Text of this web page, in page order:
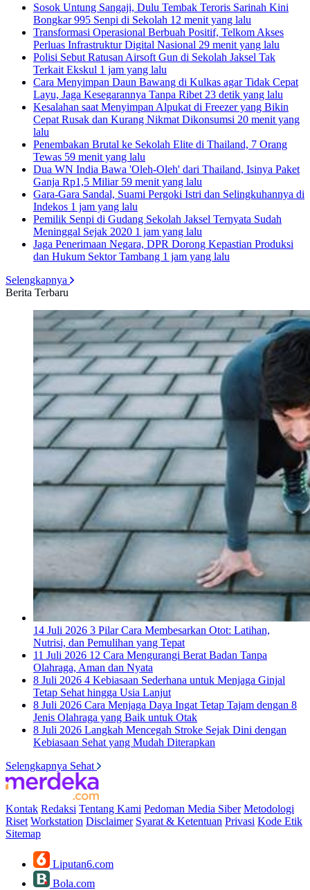
Sosok Untung Sangaji, Dulu Tembak Teroris Sarinah Kini
Bongkar 995 Senpi di Sekolah 12 menit yang lalu
Transformasi Operasional Berbuah Positif, Telkom Akses
Perluas Infrastruktur Digital Nasional 29 menit yang lalu
Polisi Sebut Ratusan Airsoft Gun di Sekolah Jaksel Tak
Terkait Ekskul 1 jam yang lalu
Cara Menyimpan Daun Bawang di Kulkas agar Tidak Cepat
Layu, Jaga Kesegarannya Tanpa Ribet 23 detik yang lalu
Kesalahan saat Menyimpan Alpukat di Freezer yang Bikin
Cepat Rusak dan Kurang Nikmat Dikonsumsi 20 menit yang
lalu
Penembakan Brutal ke Sekolah Elite di Thailand, 7 Orang
Tewas 59 menit yang lalu
Dua WN India Bawa 'Oleh-Oleh' dari Thailand, Isinya Paket
Ganja Rp1,5 Miliar 59 menit yang lalu
Gara-Gara Sandal, Suami Pergoki Istri dan Selingkuhannya di
Indekos 1 jam yang lalu
Pemilik Senpi di Gudang Sekolah Jaksel Ternyata Sudah
Meninggal Sejak 2020 1 jam yang lalu
Jaga Penerimaan Negara, DPR Dorong Kepastian Produksi
dan Hukum Sektor Tambang 1 jam yang lalu
Selengkapnya
Berita Terbaru
14 Juli 2026 3 Pilar Cara Membesarkan Otot: Latihan,
Nutrisi, dan Pemulihan yang Tepat
11 Juli 2026 12 Cara Mengurangi Berat Badan Tanpa
Olahraga, Aman dan Nyata
8 Juli 2026 4 Kebiasaan Sederhana untuk Menjaga Ginjal
Tetap Sehat hingga Usia Lanjut
8 Juli 2026 Cara Menjaga Daya Ingat Tetap Tajam dengan 8
Jenis Olahraga yang Baik untuk Otak
8 Juli 2026 Langkah Mencegah Stroke Sejak Dini dengan
Kebiasaan Sehat yang Mudah Diterapkan
Selengkapnya Sehat
Kontak Redaksi Tentang Kami Pedoman Media Siber Metodologi
Riset Workstation Disclaimer Syarat & Ketentuan Privasi Kode Etik
Sitemap
Liputan6.com
Bola.com